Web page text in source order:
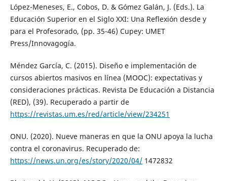
López-Meneses, E., Cobos, D. & Gómez Galán, J. (Eds.). La
Educación Superior en el Siglo XXI: Una Reflexión desde y
para el Profesorado, (pp. 35-46) Cupey: UMET
Press/Innovagogía.
Méndez García, C. (2015). Diseño e implementación de
cursos abiertos masivos en línea (MOOC): expectativas y
consideraciones prácticas. Revista De Educación a Distancia
(RED), (39). Recuperado a partir de
https://revistas.um.es/red/article/view/234251
ONU. (2020). Nueve maneras en que la ONU apoya la lucha
contra el coronavirus. Recuperado de:
https://news.un.org/es/story/2020/04/1472832